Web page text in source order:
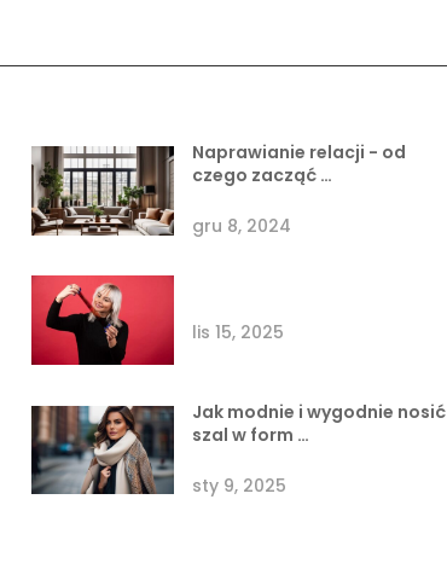
Naprawianie relacji - od
czego zacząć …
gru 8, 2024
lis 15, 2025
Jak modnie i wygodnie nosić
szal w form …
sty 9, 2025